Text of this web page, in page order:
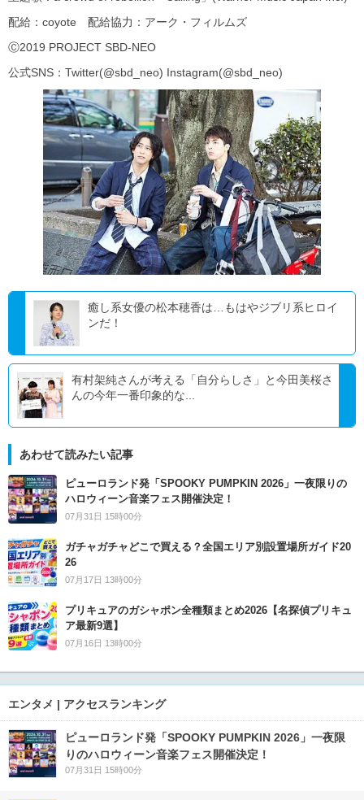
配給：coyote 配給協力：アーク・フィルムズ
Ⓒ2019 PROJECT SBD-NEO
公式SNS：Twitter(@sbd_neo) Instagram(@sbd_neo)
癒し系女優の松本穂香は…もはやジブリ系ヒロイ
ンだ！
有村架純さんが考える「自分らしさ」と今田美桜さ
んの今年一番印象的な...
あわせて読みたい記事
ピューロランド発「SPOOKY PUMPKIN 2026」一夜限りの
ハロウィーン音楽フェス開催決定！
07月31日 15時00分
ガチャガチャどこで買える？全国エリア別設置場所ガイド20
26
07月17日 13時00分
プリキュアのガシャポン全種類まとめ2026【名探偵プリキュ
ア最新9選】
07月16日 13時00分
エンタメ | アクセスランキング
ピューロランド発「SPOOKY PUMPKIN 2026」一夜限
りのハロウィーン音楽フェス開催決定！
07月31日 15時00分